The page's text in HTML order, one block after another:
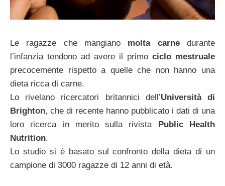
Le ragazze che mangiano molta carnedurante
l’infanzia tendono ad avere il primo ciclo mestruale
precocemente rispetto a quelle che non hanno una
dieta ricca di carne.
Lo rivelano ricercatori britannici dell’Università di
Brighton, che di recente hanno pubblicato i dati di una
loro ricerca in merito sulla rivista Public Health
Nutrition.
Lo studio si è basato sul confronto della dieta di un
campione di 3000 ragazze di 12 anni di età.